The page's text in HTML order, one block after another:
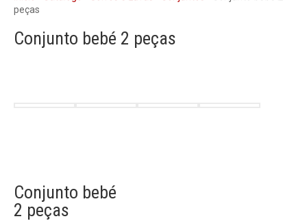
peças
Conjunto bebé 2 peças
Conjunto bebé
2 peças